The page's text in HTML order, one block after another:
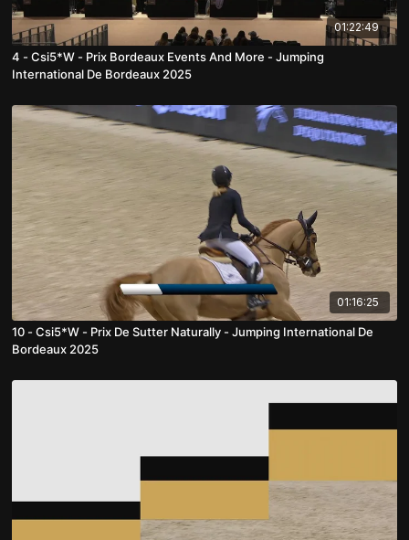
01:22:49
4 - Csi5*W - Prix Bordeaux Events And More - Jumping
International De Bordeaux 2025
01:16:25
10 - Csi5*W - Prix De Sutter Naturally - Jumping International De
Bordeaux 2025